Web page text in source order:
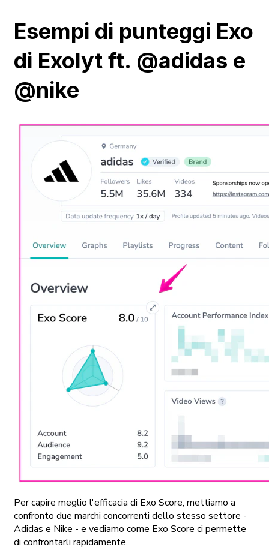
Esempi di punteggi Exo
di Exolyt ft. @adidas e
@nike
Per capire meglio l'efficacia di Exo Score, mettiamo a
confronto due marchi concorrenti dello stesso settore -
Adidas e Nike - e vediamo come Exo Score ci permette
di confrontarli rapidamente.